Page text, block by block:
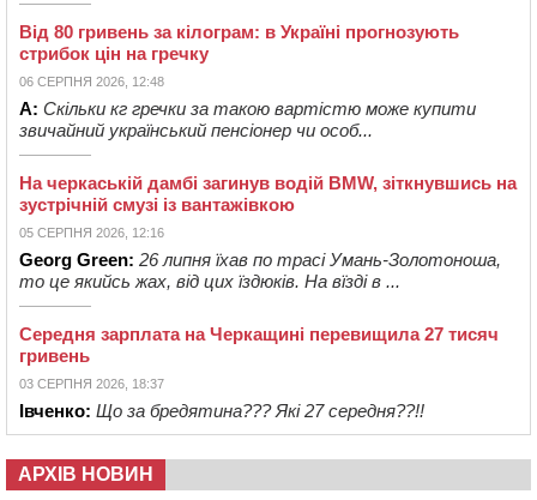
Від 80 гривень за кілограм: в Україні прогнозують
стрибок цін на гречку
06 СЕРПНЯ 2026, 12:48
А: Скільки кг гречки за такою вартістю може купити
звичайний український пенсіонер чи особ...
На черкаській дамбі загинув водій BMW, зіткнувшись на
зустрічній смузі із вантажівкою
05 СЕРПНЯ 2026, 12:16
Georg Green: 26 липня їхав по трасі Умань-Золотоноша,
то це якийсь жах, від цих їздюків. На вїзді в ...
Середня зарплата на Черкащині перевищила 27 тисяч
гривень
03 СЕРПНЯ 2026, 18:37
Івченко: Що за бредятина??? Які 27 середня??!!
АРХІВ НОВИН